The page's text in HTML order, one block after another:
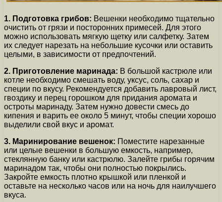
1. Подготовка грибов: Вешенки необходимо тщательно
очистить от грязи и посторонних примесей. Для этого
можно использовать мягкую щетку или салфетку. Затем
их следует нарезать на небольшие кусочки или оставить
целыми, в зависимости от предпочтений.
2. Приготовление маринада: В большой кастрюле или
котле необходимо смешать воду, уксус, соль, сахар и
специи по вкусу. Рекомендуется добавить лавровый лист,
гвоздику и перец горошком для придания аромата и
остроты маринаду. Затем нужно довести смесь до
кипения и варить ее около 5 минут, чтобы специи хорошо
выделили свой вкус и аромат.
3. Маринирование вешенок: Поместите нарезанные
или целые вешенки в большую емкость, например,
стеклянную банку или кастрюлю. Залейте грибы горячим
маринадом так, чтобы они полностью покрылись.
Закройте емкость плотно крышкой или пленкой и
оставьте на несколько часов или на ночь для наилучшего
вкуса.